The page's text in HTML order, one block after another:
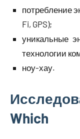
потребление
Fi, GPS);
уникальные
технологии
ноу-хау.
Which